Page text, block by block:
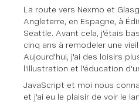
La route vers Nexmo et
Angleterre, en Espagne, à
Seattle. Avant cela, j'étais
cinq ans à remodeler une
Aujourd'hui, j'ai des loisirs
l'illustration et l'éducation
JavaScript et moi nous
et j'ai eu le plaisir de voir le